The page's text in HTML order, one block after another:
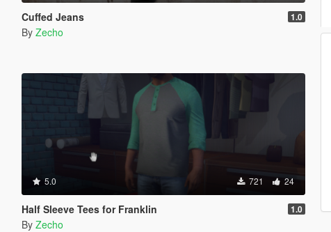
Cuffed Jeans 1.0
By Zecho
5.0 721 24
Half Sleeve Tees for Franklin 1.0
By Zecho